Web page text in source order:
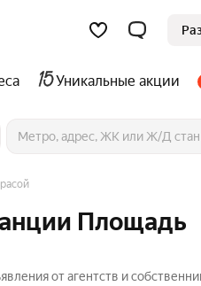
Уникальные акции
Площадь
от агентств и